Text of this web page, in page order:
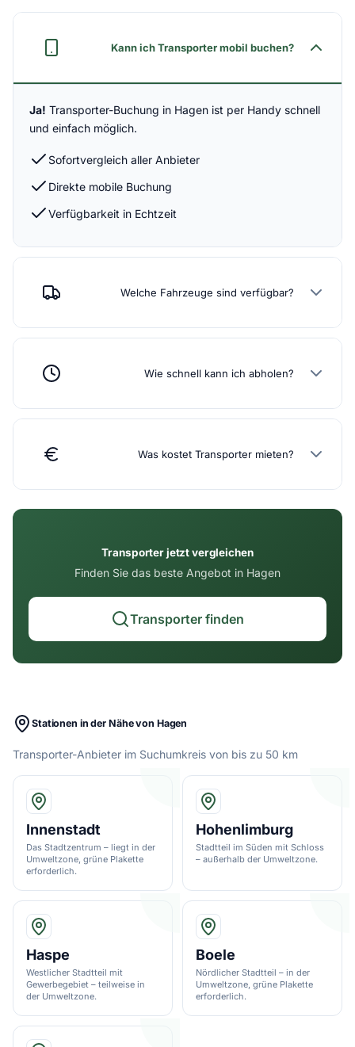
Kann ich Transporter mobil buchen?
Ja! Transporter-Buchung in Hagen ist per Handy schnell
und einfach möglich.
Sofortvergleich aller Anbieter
Direkte mobile Buchung
Verfügbarkeit in Echtzeit
Welche Fahrzeuge sind verfügbar?
Wie schnell kann ich abholen?
Was kostet Transporter mieten?
Transporter jetzt vergleichen
Finden Sie das beste Angebot in Hagen
Transporter finden
Stationen in der Nähe von Hagen
Transporter-Anbieter im Suchumkreis von bis zu 50 km
Innenstadt
Das Stadtzentrum – liegt in der
Umweltzone, grüne Plakette
erforderlich.
Hohenlimburg
Stadtteil im Süden mit Schloss
– außerhalb der Umweltzone.
Haspe
Westlicher Stadtteil mit
Gewerbegebiet – teilweise in
der Umweltzone.
Boele
Nördlicher Stadtteil – in der
Umweltzone, grüne Plakette
erforderlich.